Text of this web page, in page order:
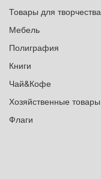
Товары для творчества
Мебель
Полиграфия
Книги
Чай&Кофе
Хозяйственные товары
Флаги